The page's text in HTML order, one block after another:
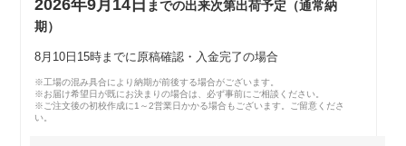
2026年9月14日 までの出来次第出荷予定（通常納
期）
8月10日15時までに原稿確認・入金完了の場合
※工場の混み具合により納期が前後する場合がございます。
※お届け希望日が既にお決まりの場合は、必ず事前にご相談ください。
※ご注文後の初校作成に1～2営業日かかる場合もございます。ご留意くださ
い。